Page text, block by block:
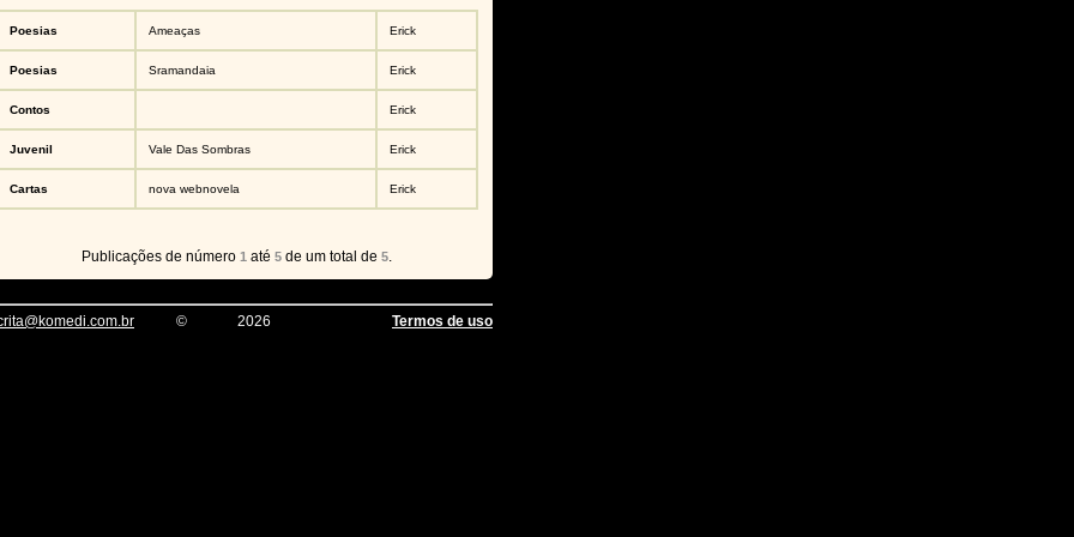
Poesias Ameaças Erick
Poesias Sramandaia Erick
Contos Erick
Juvenil Vale Das Sombras Erick
Cartas nova webnovela Erick
Publicações de número 1 até 5 de um total de 5.
© 2026 Termos de uso